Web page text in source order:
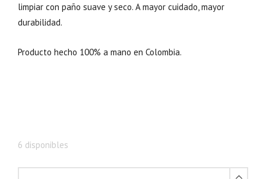
limpiar con paño suave y seco. A mayor cuidado, mayor
durabilidad.
Producto hecho 100% a mano en Colombia.
6 disponibles